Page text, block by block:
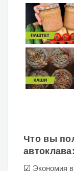
Что вы
автоклава:
☑ Экономия